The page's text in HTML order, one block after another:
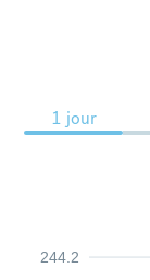
1 jour
244.2